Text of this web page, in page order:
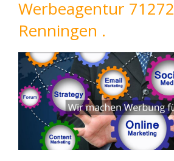
Werbeagentur 71272
Renningen .